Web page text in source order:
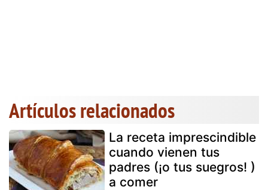
Artículos relacionados
La receta imprescindible
cuando vienen tus
padres (¡o tus suegros! )
a comer